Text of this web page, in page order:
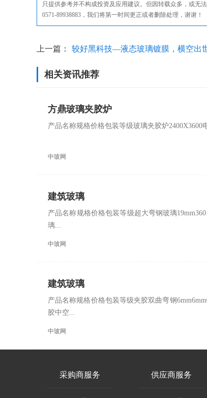
只提供参考并不构成投资及应用建议。但因转载众多，或无
0571-89938883，我们将第一时间更正或者删除处理，谢谢！
上一篇： 较好黑科技—液态玻璃镀膜，横空出
相关资讯推荐
方鼎玻璃夹胶炉
产品名称规格价格包装等级玻璃夹胶炉
中玻网
建筑玻璃
产品名称规格价格包装等级超大弯钢玻璃
璃...
中玻网
建筑玻璃
产品名称规格价格包装等级夹胶双曲弯钢
胶中空...
中玻网
采购商服务 供应商服务